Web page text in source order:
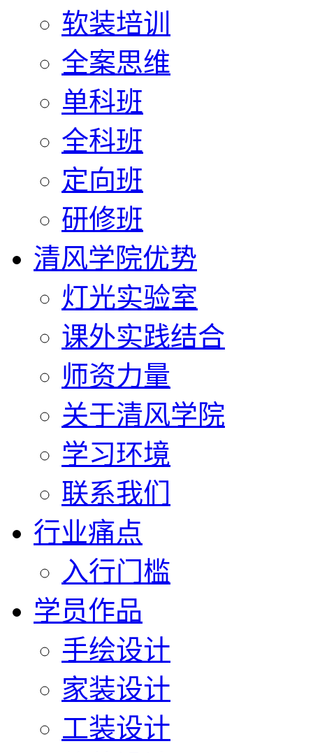
软装培训
全案思维
单科班
全科班
定向班
研修班
清风学院优势
灯光实验室
课外实践结合
师资力量
关于清风学院
学习环境
联系我们
行业痛点
入行门槛
学员作品
手绘设计
家装设计
工装设计